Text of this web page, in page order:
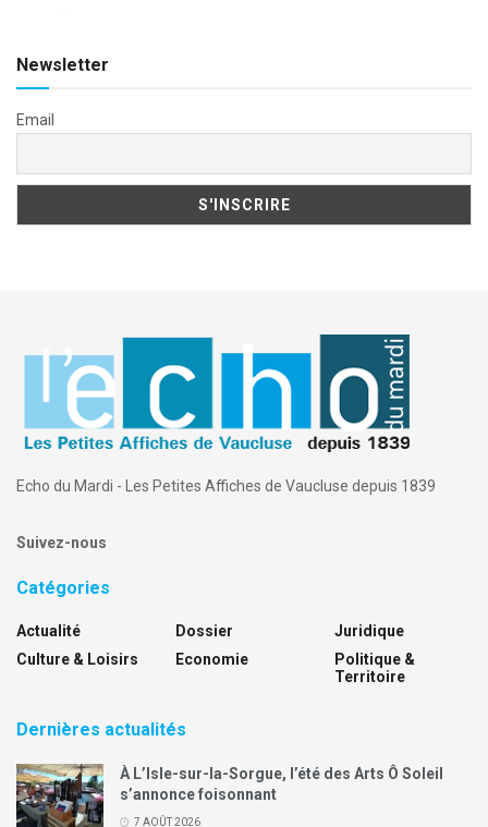
Newsletter
Email
Echo du Mardi - Les Petites Affiches de Vaucluse depuis 1839
Suivez-nous
Catégories
Actualité
Culture & Loisirs
Dossier
Economie
Juridique
Politique &
Territoire
Dernières actualités
À L’Isle-sur-la-Sorgue, l’été des Arts Ô Soleil
s’annonce foisonnant
7 AOÛT 2026